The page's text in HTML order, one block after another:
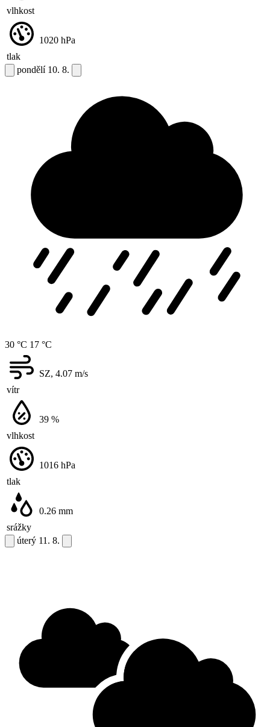
vlhkost
tlak
1020 hPa
pondělí 10. 8.
30 °C 17 °C
vítr
SZ, 4.07 m/s
vlhkost
39 %
tlak
1016 hPa
srážky
0.26 mm
úterý 11. 8.